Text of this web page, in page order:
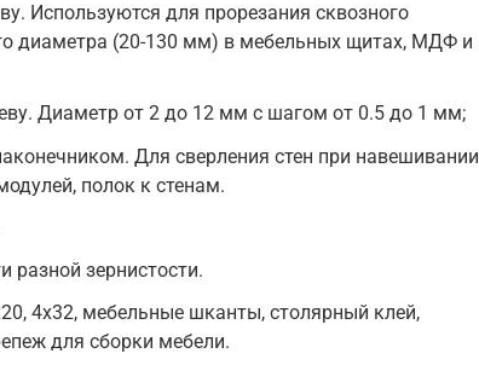
Используются для прорезания сквозного
диаметра (20-130 мм) в мебельных щитах, МДФ и
Диаметр от 2 до 12 мм с шагом от 0.5 до 1 мм;
Для сверления стен при навешивании
полок к стенам.
зернистости.
4х32, мебельные шканты, столярный клей,
для сборки мебели.